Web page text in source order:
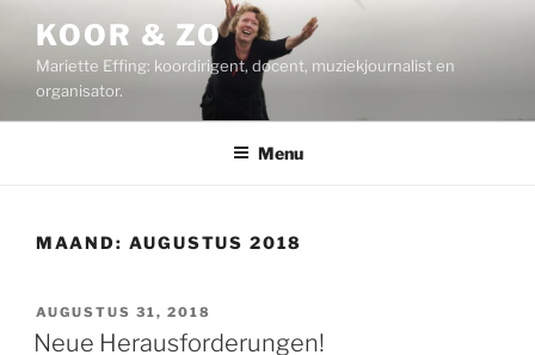
inhoud
KOOR & ZO
Mariette Effing: koordirigent, docent, muziekjournalist en
organisator.
Menu
MAAND: AUGUSTUS 2018
GEPLAATST
OP
AUGUSTUS 31, 2018
Neue Herausforderungen!